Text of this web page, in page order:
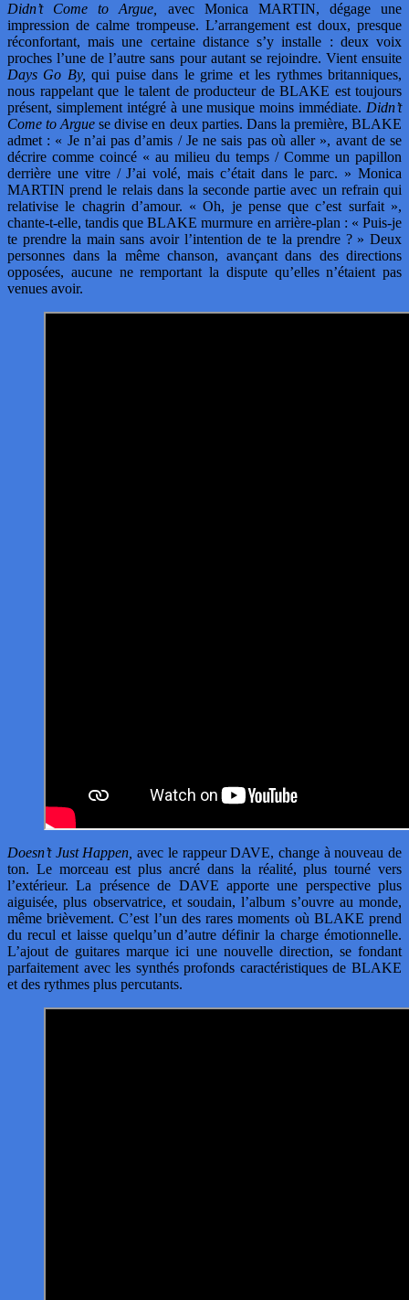
Didn’t Come to Argue,
avec Monica MARTIN, dégage une
impression de calme trompeuse. L’arrangement est doux, presque
réconfortant, mais une certaine distance s’y installe : deux voix
proches l’une de l’autre sans pour autant se rejoindre. Vient ensuite
Days Go By, qui puise dans le grime et les rythmes britanniques,
nous rappelant que le talent de producteur de BLAKE est toujours
présent, simplement intégré à une musique moins immédiate. Didn’t
Come to Argue se divise en deux parties. Dans la première, BLAKE
admet : « Je n’ai pas d’amis / Je ne sais pas où aller », avant de se
décrire comme coincé « au milieu du temps / Comme un papillon
derrière une vitre / J’ai volé, mais c’était dans le parc. » Monica
MARTIN prend le relais dans la seconde partie avec un refrain qui
relativise le chagrin d’amour. « Oh, je pense que c’est surfait »,
chante-t-elle, tandis que BLAKE murmure en arrière-plan : « Puis-je
te prendre la main sans avoir l’intention de te la prendre ? » Deux
personnes dans la même chanson, avançant dans des directions
opposées, aucune ne remportant la dispute qu’elles n’étaient pas
venues avoir.
Doesn’t Just Happen, avec le rappeur DAVE, change à nouveau de
ton. Le morceau est plus ancré dans la réalité, plus tourné vers
l’extérieur. La présence de DAVE apporte une perspective plus
aiguisée, plus observatrice, et soudain, l’album s’ouvre au monde,
même brièvement. C’est l’un des rares moments où BLAKE prend
du recul et laisse quelqu’un d’autre définir la charge émotionnelle.
L’ajout de guitares marque ici une nouvelle direction, se fondant
parfaitement avec les synthés profonds caractéristiques de BLAKE
et des rythmes plus percutants.